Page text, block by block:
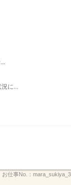
に...
お仕事No.：